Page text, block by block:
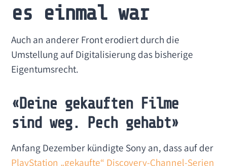
es einmal war
Auch an anderer Front erodiert durch die
Umstellung auf Digitalisierung das bisherige
Eigentumsrecht.
«Deine gekauften Filme
sind weg. Pech gehabt»
Anfang Dezember kündigte Sony an, dass auf der
PlayStation „gekaufte“ Discovery-Channel-Serien